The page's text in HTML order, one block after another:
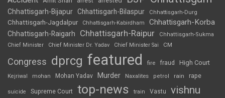
Chhattisgarh-Bijapur Chhattisgarh-Bilaspur Chhattisgarh-Durg
Chhattisgarh-Jagdalpur Chhattisgarh-Kabirdham Chhattisgarh-Korba
Chhattisgarh-Raigarh Chhattisgarh-Raipur
Chhattisgarh-Sukma
Chief Minister
Chief Minister Dr. Yadav Chief Minister Sai CM
Congress dprcg featured fire fraud High Court
Kejriwal mohan Mohan Yadav Murder Naxalites petrol rain rape
suicide Supreme Court top-news train Vastu vishnu